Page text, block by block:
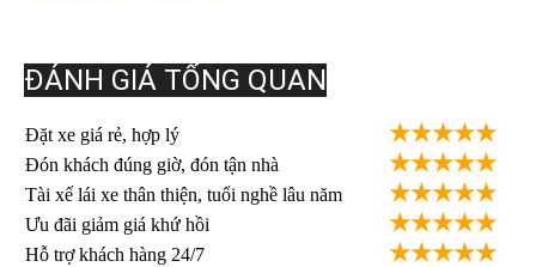
ĐÁNH GIÁ TỔNG QUAN
Đặt xe giá rẻ, hợp lý ★★★★★
Đón khách đúng giờ, đón tận nhà ★★★★★
Tài xế lái xe thân thiện, tuổi nghề lâu năm ★★★★★
Ưu đãi giảm giá khứ hồi ★★★★★
Hỗ trợ khách hàng 24/7 ★★★★★